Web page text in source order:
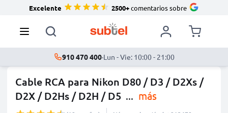
Excelente 2500+comentarios sobre
910 470 400·Lun - Vie: 10:00 - 21:00
Cable RCA para Nikon D80 / D3 / D2Xs /
D2X / D2Hs / D2H / D5 ... más